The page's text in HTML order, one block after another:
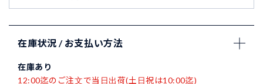
在庫状況 / お支払い方法
在庫あり
12:00迄のご注文で当日出荷(土日祝は10:00迄)